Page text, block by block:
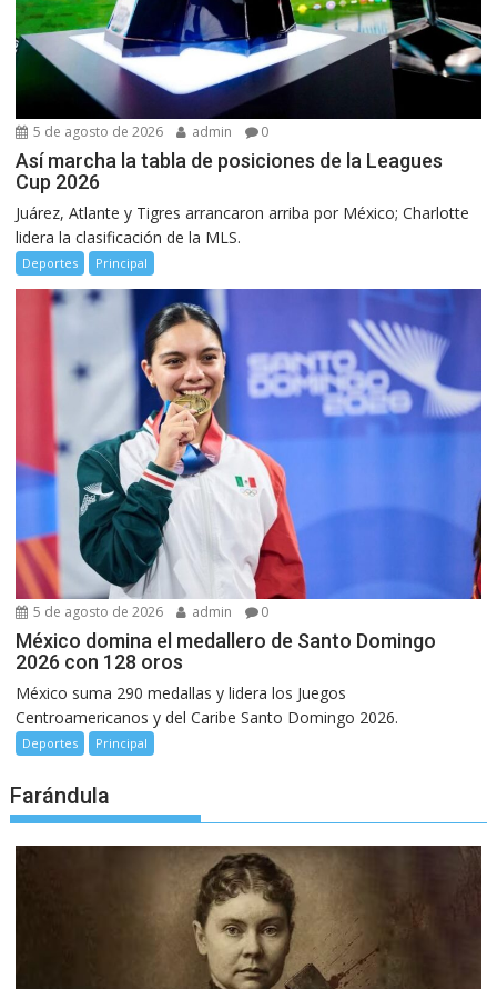
5 de agosto de 2026 admin 0
Así marcha la tabla de posiciones de la Leagues
Cup 2026
Juárez, Atlante y Tigres arrancaron arriba por México; Charlotte
lidera la clasificación de la MLS.
Deportes Principal
5 de agosto de 2026 admin 0
México domina el medallero de Santo Domingo
2026 con 128 oros
México suma 290 medallas y lidera los Juegos
Centroamericanos y del Caribe Santo Domingo 2026.
Deportes Principal
Farándula